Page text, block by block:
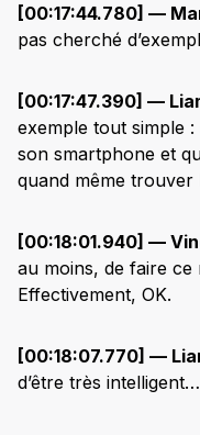
[00:17:44.780] —
pas cherché
[00:17:47.390] —
exemple tout simple
son smartphone et
quand même trouver
[00:18:01.940] —
au moins, de faire
Effectivement, OK.
[00:18:07.770] —
d’être très intelligent…